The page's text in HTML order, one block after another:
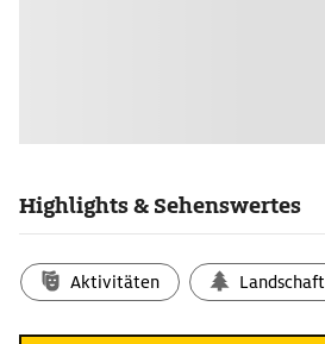
Highlights & Sehenswertes
Aktivitäten Landschaft